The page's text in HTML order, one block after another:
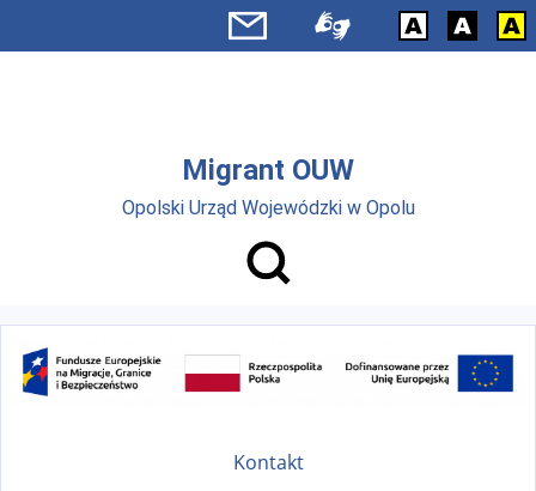
Przejdź do menu głównego
Migrant OUW
Opolski Urząd Wojewódzki w Opolu
Kontakt